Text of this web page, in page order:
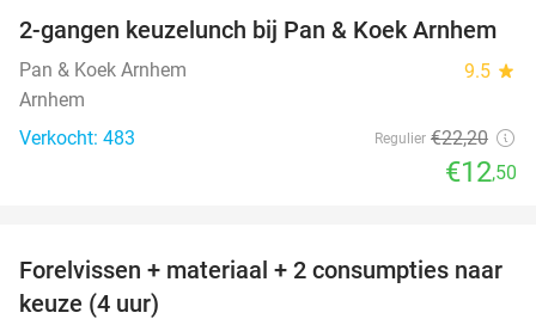
44%
2-gangen keuzelunch bij Pan & Koek Arnhem
Pan & Koek Arnhem 9.5 star
Arnhem
Verkocht: 483
Regulier €22,20
€12,50
50%
Forelvissen + materiaal + 2 consumpties naar
keuze (4 uur)